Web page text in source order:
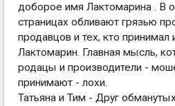
доборое имя Лактомарина . В
страницах обливают грязью
продавцов и тех, кто принимал
Лактомарин. Главная мысль,
родацы и производители -
принимают - лохи.
Татьяна и Тим - Друг